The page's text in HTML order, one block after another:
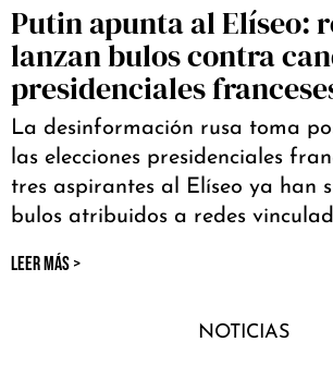
Putin apunta al Elíseo:
lanzan bulos contra
presidenciales
La desinformación rusa toma
las elecciones presidenciales
tres aspirantes al Elíseo ya han
bulos atribuidos a redes
LEER MÁS >
NOTICIAS